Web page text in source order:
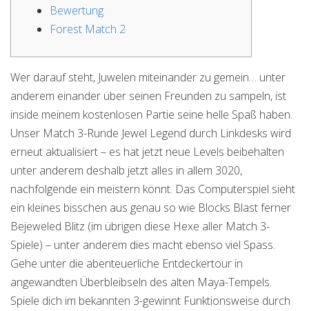
Bewertung
Forest Match 2
Wer darauf steht, Juwelen miteinander zu gemein… unter
anderem einander über seinen Freunden zu sampeln, ist
inside meinem kostenlosen Partie seine helle Spaß haben.
Unser Match 3-Runde Jewel Legend durch Linkdesks wird
erneut aktualisiert – es hat jetzt neue Levels beibehalten
unter anderem deshalb jetzt alles in allem 3020,
nachfolgende ein meistern könnt. Das Computerspiel sieht
ein kleines bisschen aus genau so wie Blocks Blast ferner
Bejeweled Blitz (im übrigen diese Hexe aller Match 3-
Spiele) – unter anderem dies macht ebenso viel Spass.
Gehe unter die abenteuerliche Entdeckertour in
angewandten Überbleibseln des alten Maya-Tempels.
Spiele dich im bekannten 3-gewinnt Funktionsweise durch